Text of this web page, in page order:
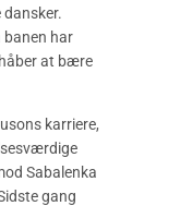
banen har
at bære
karriere,
Sabalenka
gang